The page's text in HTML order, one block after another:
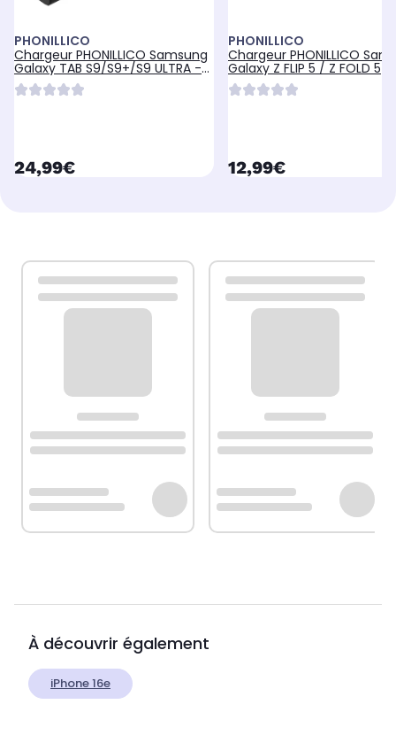
PHONILLICO
Chargeur PHONILLICO Samsung
Galaxy TAB S9/S9+/S9 ULTRA -
45W
currentPrice
24,99€
PHONILLICO
Chargeur PHONILLICO
Galaxy Z FLIP 5 / Z FOLD 5
currentPrice
12,99€
À découvrir également
iPhone 16e